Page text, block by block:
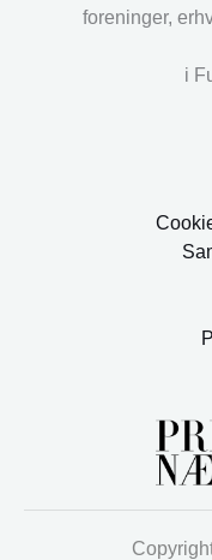
foreninger,
i